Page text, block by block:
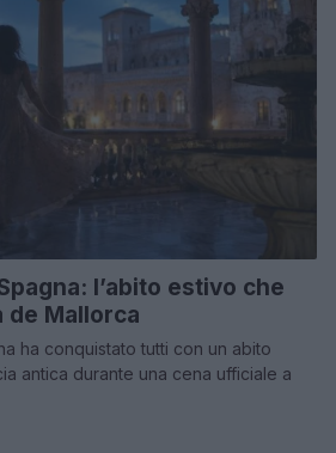
l’abito estivo che
de Mallorca
ha conquistato tutti con un abito
antica durante una cena ufficiale a